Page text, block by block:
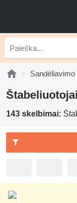
143 skelbimai: